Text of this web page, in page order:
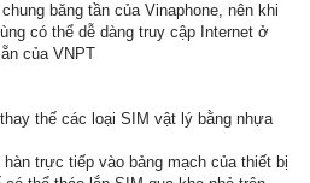
băng tần của Vinaphone, nên khi
có thể dễ dàng truy cập Internet ở
của VNPT
thế các loại SIM vật lý bằng nhựa
trực tiếp vào bảng mạch của thiết bị